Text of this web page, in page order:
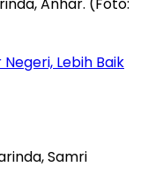
Lebih Baik